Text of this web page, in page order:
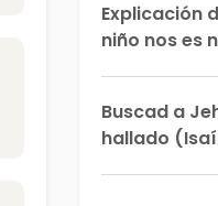
Explicación
niño nos es
Buscad a
hallado